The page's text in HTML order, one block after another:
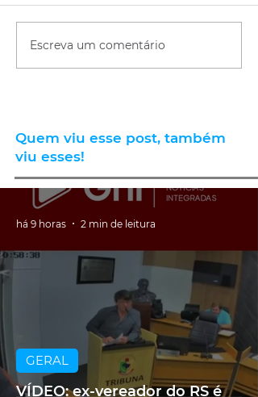
Escreva um comentário
Quem viu esse post, também
viu esses!
VÍDEO: ex-vereador do RS é
GERAL
há 9 horas 2 min de leitura